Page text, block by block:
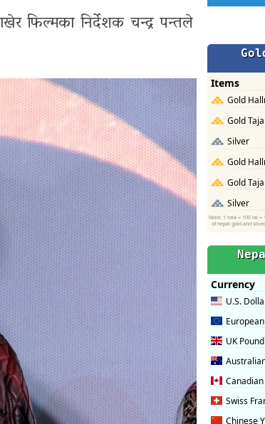
फिल्मका निर्देशक चन्द्र पन्तले